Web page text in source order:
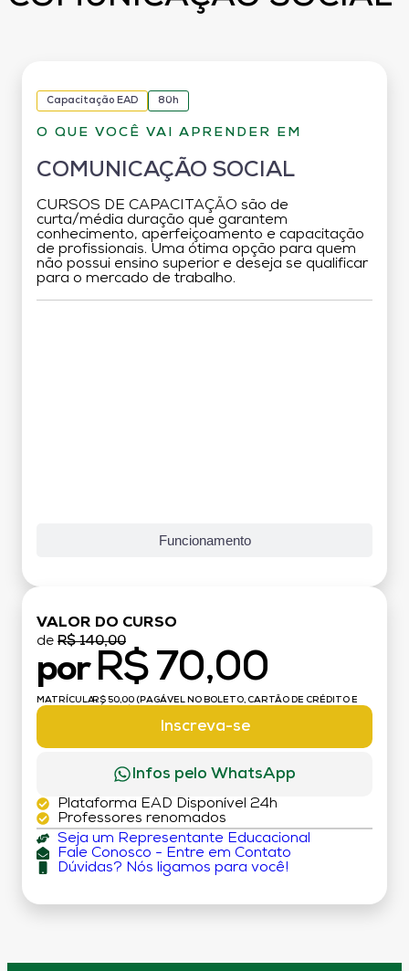
Capacitação EAD 80h
O QUE VOCÊ VAI APRENDER EM
COMUNICAÇÃO SOCIAL
CURSOS DE CAPACITAÇÃO são de
curta/média duração que garantem
conhecimento, aperfeiçoamento e capacitação
de profissionais. Uma ótima opção para quem
não possui ensino superior e deseja se qualificar
para o mercado de trabalho.
Funcionamento
VALOR DO CURSO
de R$ 140,00
por R$ 70,00
MATRÍCULA:R$ 50,00 (PAGÁVEL NO BOLETO, CARTÃO DE CRÉDITO E
Inscreva-se
Infos pelo WhatsApp
Plataforma EAD Disponível 24h
Professores renomados
Seja um Representante Educacional
Fale Conosco - Entre em Contato
Dúvidas? Nós ligamos para você!